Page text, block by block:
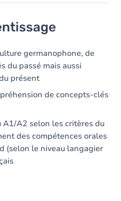
germanophone, de
du passé mais aussi
présent
de concepts-clés
A2 selon les critères du
des compétences orales
(selon le niveau langagier